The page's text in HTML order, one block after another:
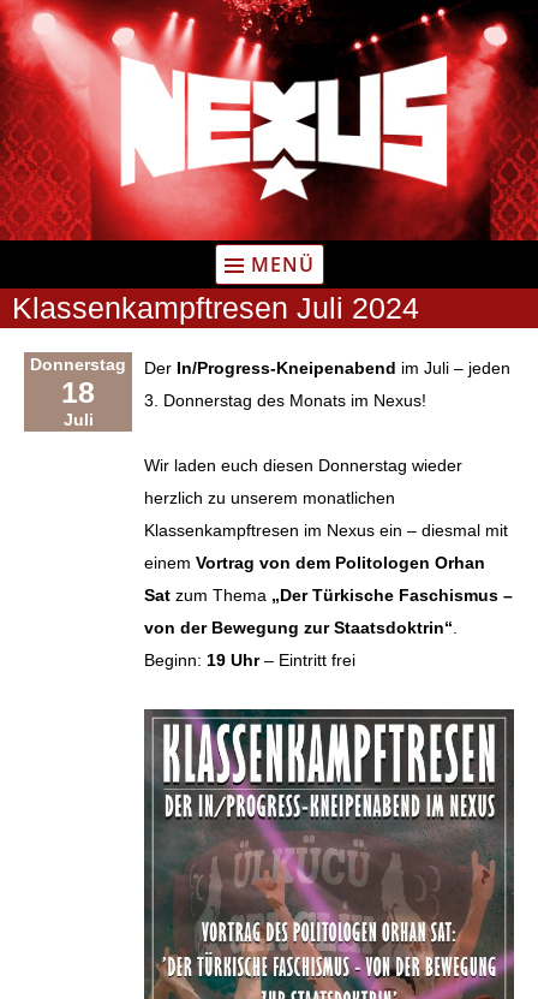
Zum
Inhalt
springen
MENÜ
Klassenkampftresen Juli 2024
Donnerstag
18
Juli
Der In/Progress-Kneipenabend im Juli – jeden
3. Donnerstag des Monats im Nexus!
Wir laden euch diesen Donnerstag wieder
herzlich zu unserem monatlichen
Klassenkampftresen im Nexus ein – diesmal mit
einem Vortrag von dem Politologen Orhan
Sat zum Thema „Der Türkische Faschismus –
von der Bewegung zur Staatsdoktrin“
Beginn: 19 Uhr– Eintritt frei